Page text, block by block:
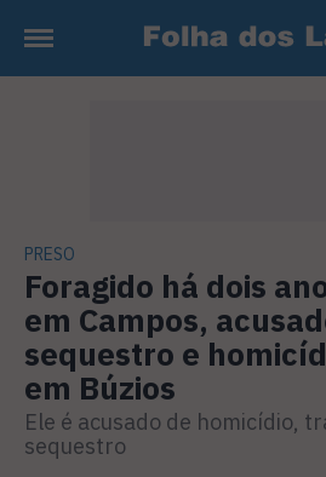
PRESO
Foragido há dois
em Campos,
sequestro e
em Búzios
Ele é acusado de homicídio,
sequestro